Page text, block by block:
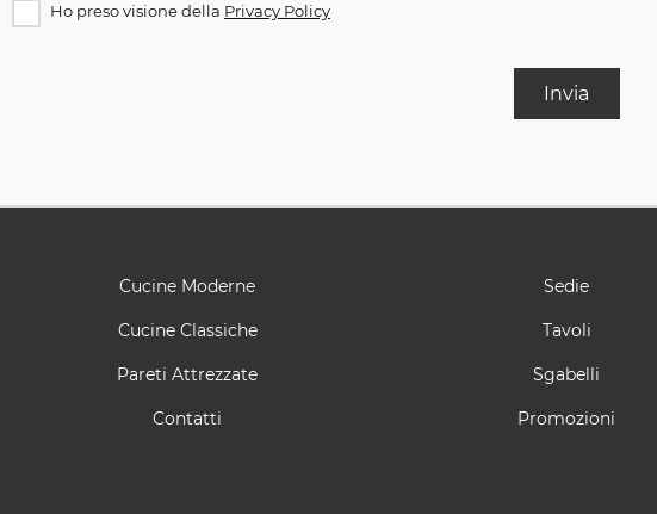
Ho preso visione della Privacy Policy
Invia
Cucine Moderne
Cucine Classiche
Pareti Attrezzate
Contatti
Sedie
Tavoli
Sgabelli
Promozioni